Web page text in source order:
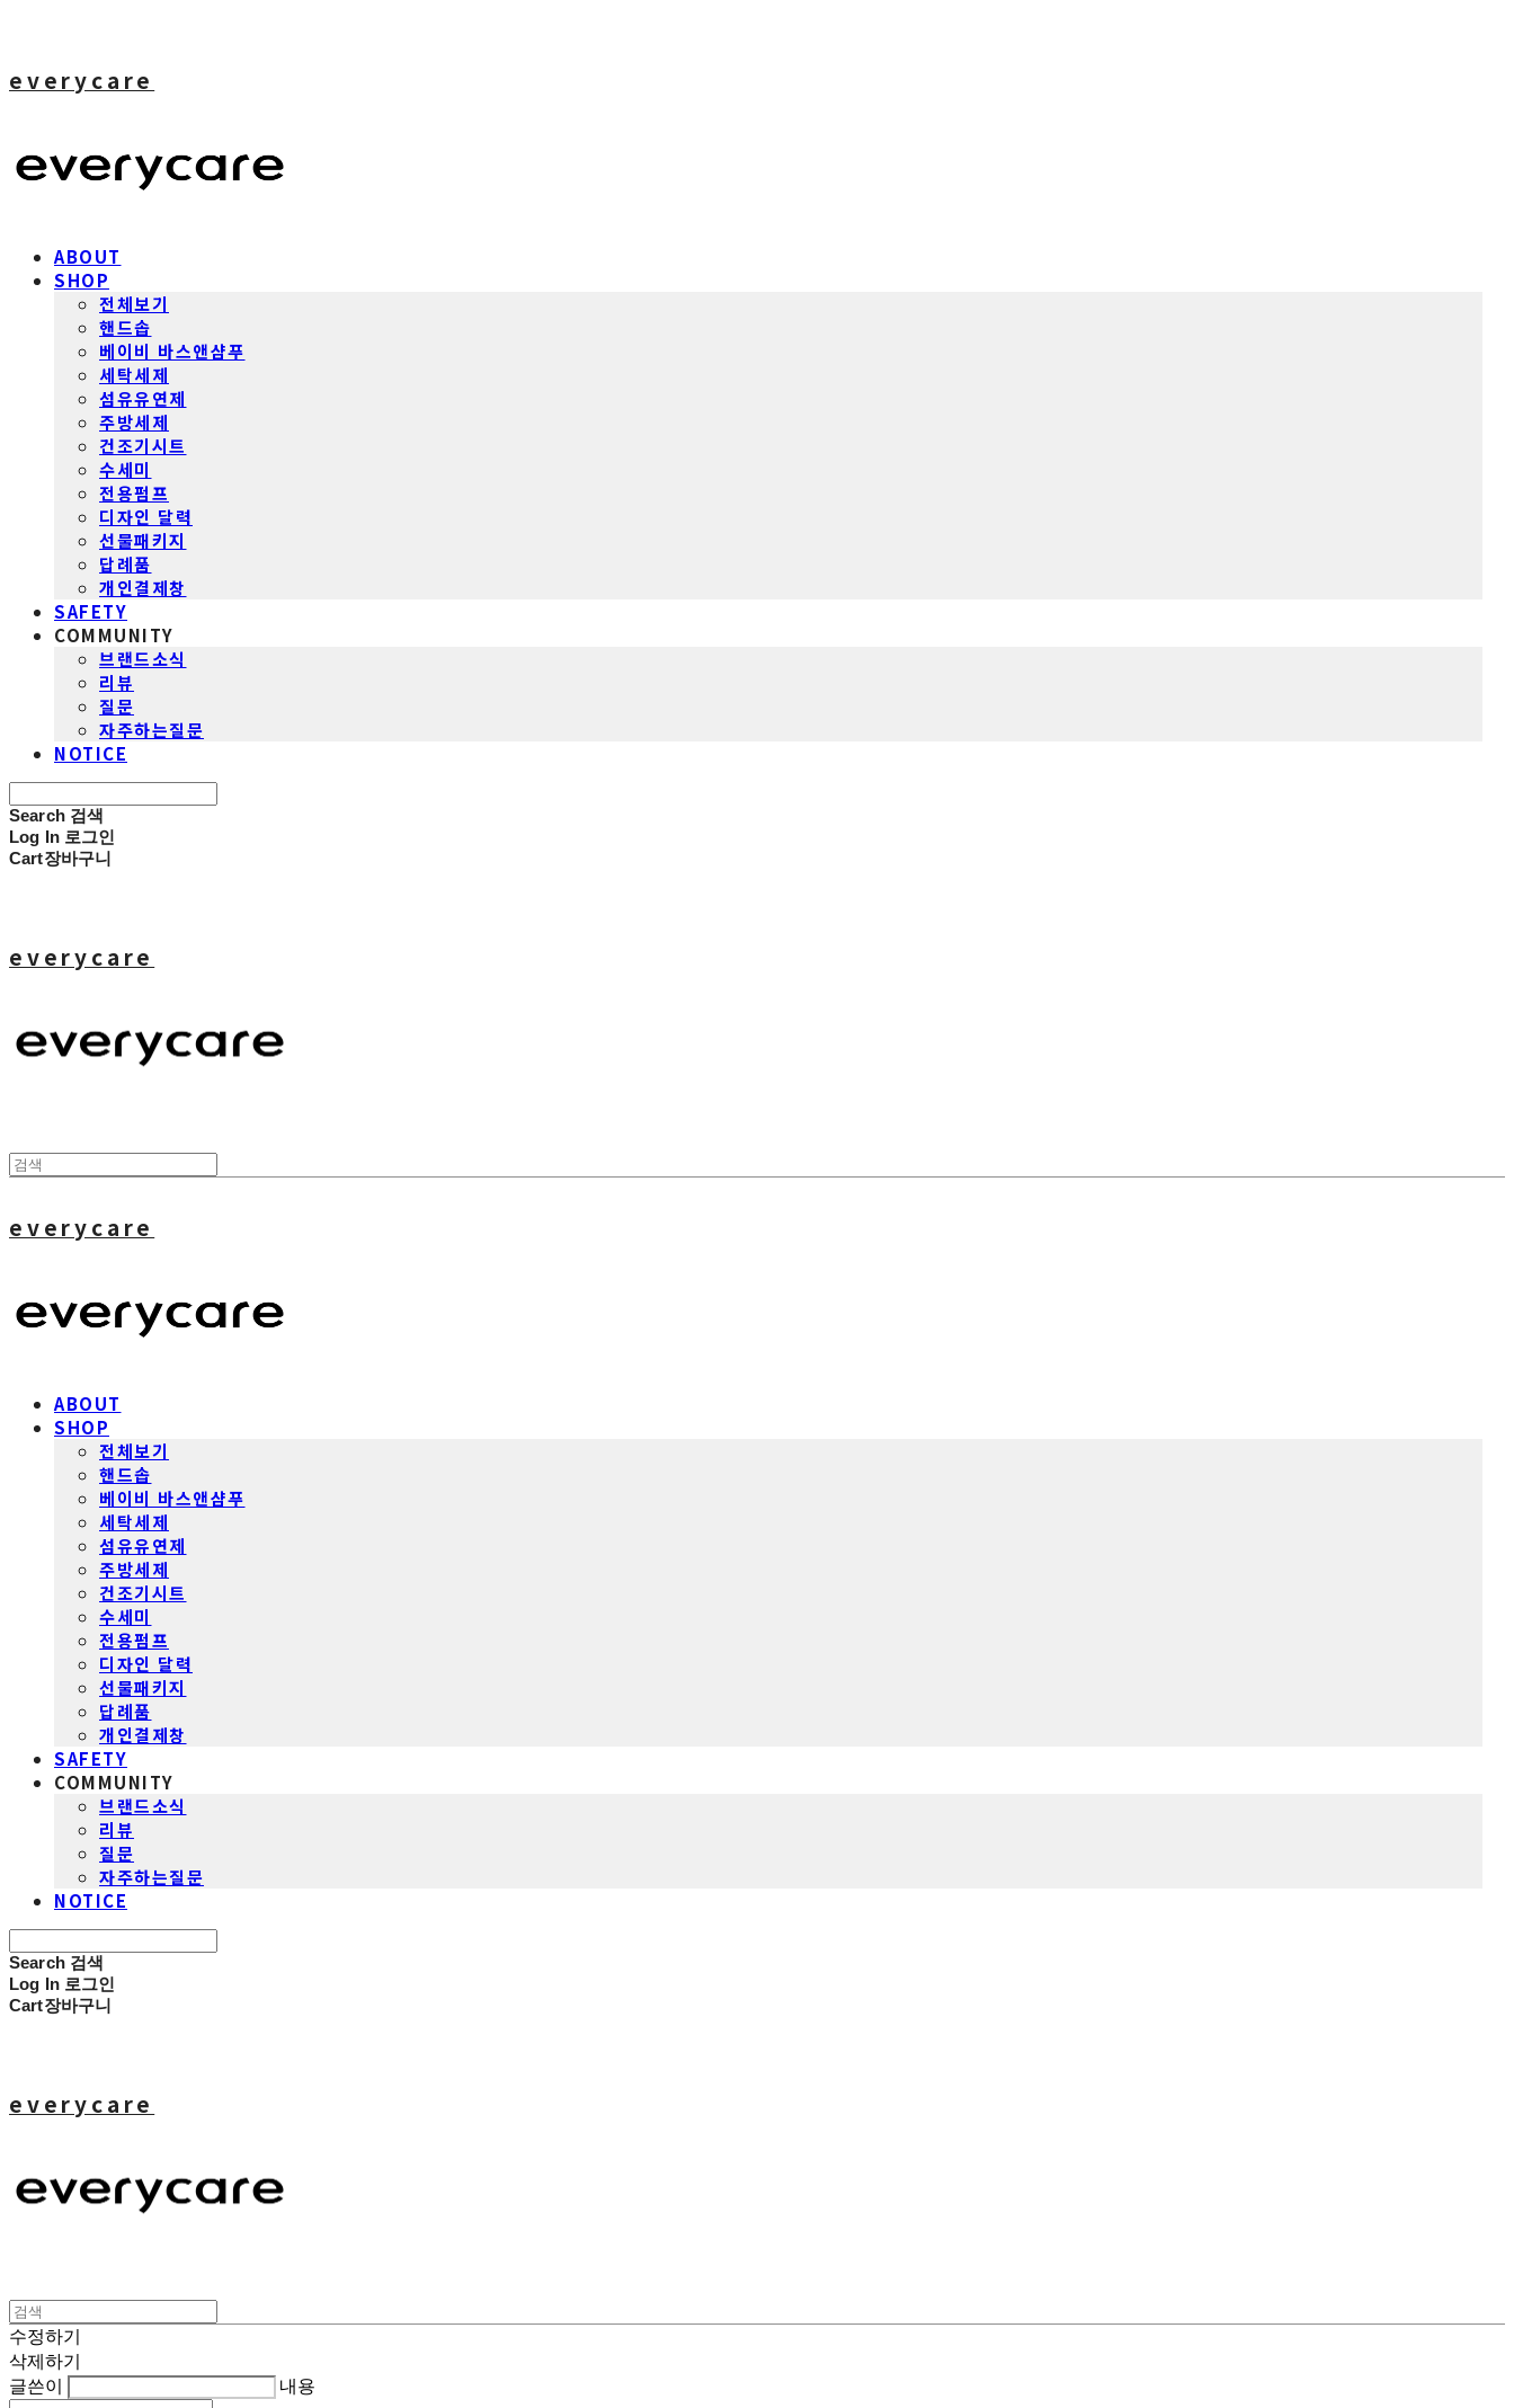
everycare
ABOUT
SHOP
전체보기
핸드솝
베이비 바스앤샴푸
세탁세제
섬유유연제
주방세제
건조기시트
수세미
전용펌프
디자인 달력
선물패키지
답례품
개인결제창
SAFETY
COMMUNITY
브랜드소식
리뷰
질문
자주하는질문
NOTICE
Search 검색
Log In 로그인
Cart장바구니
everycare
everycare
ABOUT
SHOP
전체보기
핸드솝
베이비 바스앤샴푸
세탁세제
섬유유연제
주방세제
건조기시트
수세미
전용펌프
디자인 달력
선물패키지
답례품
개인결제창
SAFETY
COMMUNITY
브랜드소식
리뷰
질문
자주하는질문
NOTICE
Search 검색
Log In 로그인
Cart장바구니
everycare
수정하기
삭제하기
글쓴이
내용